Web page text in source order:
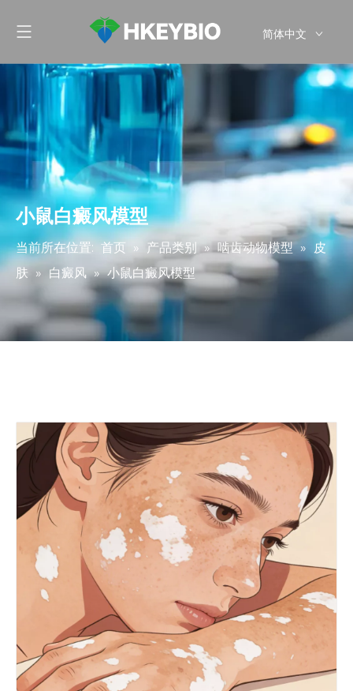
简体中文
小鼠白癜风模型
当前所在位置: 首页 » 产品类别 » 啮齿动物模型 »
皮
肤 » 白癜风 » 小鼠白癜风模型